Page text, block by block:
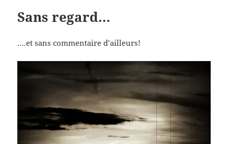
Sans regard…
….et sans commentaire d’ailleurs!